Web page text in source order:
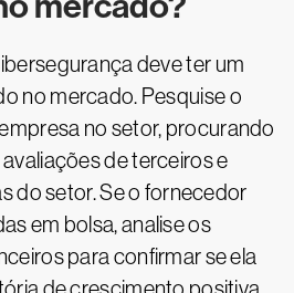
deve ter um
no mercado. Pesquise o
no setor, procurando
de terceiros e
do setor. Se o fornecedor
em bolsa, analise os
para confirmar se ela